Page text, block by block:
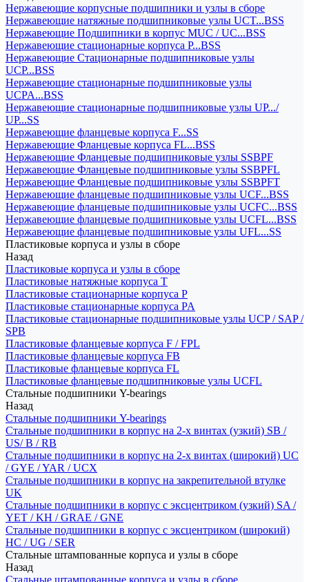
Нержавеющие корпусные подшипники и узлы в сборе
Нержавеющие натяжные подшипниковые узлы UCT...BSS
Нержавеющие Подшипники в корпус MUC / UC...BSS
Нержавеющие стационарные корпуса P...BSS
Нержавеющие Стационарные подшипниковые узлы
UCP...BSS
Нержавеющие стационарные подшипниковые узлы
UCPA...BSS
Нержавеющие стационарные подшипниковые узлы UP.../
UP...SS
Нержавеющие фланцевые корпуса F...SS
Нержавеющие Фланцевые корпуса FL...BSS
Нержавеющие Фланцевые подшипниковые узлы SSBPF
Нержавеющие Фланцевые подшипниковые узлы SSBPFL
Нержавеющие Фланцевые подшипниковые узлы SSBPFT
Нержавеющие фланцевые подшипниковые узлы UCF...BSS
Нержавеющие фланцевые подшипниковые узлы UCFC...BSS
Нержавеющие фланцевые подшипниковые узлы UCFL...BSS
Нержавеющие фланцевые подшипниковые узлы UFL...SS
Пластиковые корпуса и узлы в сборе
Назад
Пластиковые корпуса и узлы в сборе
Пластиковые натяжные корпуса T
Пластиковые стационарные корпуса P
Пластиковые стационарные корпуса PA
Пластиковые стационарные подшипниковые узлы UCP / SAP /
SPB
Пластиковые фланцевые корпуса F / FPL
Пластиковые фланцевые корпуса FB
Пластиковые фланцевые корпуса FL
Пластиковые фланцевые подшипниковые узлы UCFL
Стальные подшипники Y-bearings
Назад
Стальные подшипники Y-bearings
Стальные подшипники в корпус на 2-х винтах (узкий) SB /
US/ B / RB
Стальные подшипники в корпус на 2-х винтах (широкий) UC
/ GYE / YAR / UCX
Стальные подшипники в корпус на закрепительной втулке
UK
Стальные подшипники в корпус с эксцентриком (узкий) SA /
YET / KH / GRAE / GNE
Стальные подшипники в корпус с эксцентриком (широкий)
HC / UG / SER
Стальные штампованные корпуса и узлы в сборе
Назад
Стальные штампованные корпуса и узлы в сборе